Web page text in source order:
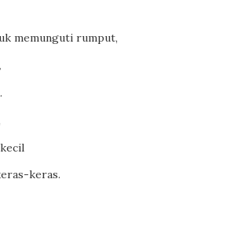
memunguti rumput,
keras.